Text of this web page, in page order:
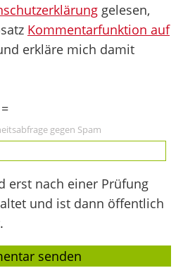
gelesen,
Kommentarfunktion auf
erkläre mich damit
gegen Spam
erst nach einer Prüfung
und ist dann öffentlich